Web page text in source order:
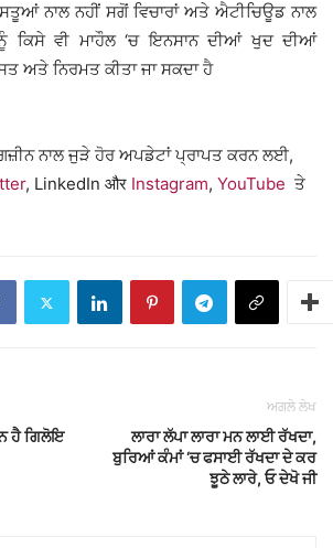
ਨਾਲ ਨਹੀਂ ਸਗੋਂ ਵਿਚਾਰਾਂ ਅਤੇ ਐਟੀਚਿਊਡ ਨਾਲ
ਕਿਸੇ ਵੀ ਮਾਹੌਲ ‘ਚ ਇਨਸਾਨ ਦੀਆਂ ਖੁਦ ਦੀਆਂ
ਅਤੇ ਨਿਰਮਤ ਕੀਤਾ ਜਾ ਸਕਦਾ ਹੈ
ਨਾਲ ਜੁੜੇ ਹੋਰ ਅਪਡੇਟਾਂ ਪ੍ਰਾਪਤ ਕਰਨ ਲਈ,
, LinkedIn और Instagram, YouTube ਤੇ
ਹੈ ਗਿਲੋਇ
ਅਗਲੇ ਲੇਖ
ਲਾਰਾ ਲੱਪਾ ਲਾਰਾ ਮਨ ਲਾਈ ਰੱਖਦਾ,
ਬੁਰਿਆਂ ਕੰਮਾਂ ‘ਚ ਫਸਾਈ ਰੱਖਦਾ ਦੇ ਕਰ
ਝੂਠੇ ਲਾਰੇ, ਓ ਦੇਖੋ ਜੀ